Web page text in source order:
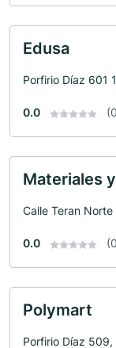
Edusa
Porfirio Díaz 601
0.0
Materiales
Calle Teran
0.0
Polymart
Porfirio Díaz